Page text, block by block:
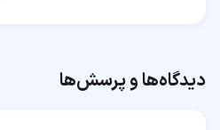
دیدگاه‌ها و پرسش‌ها